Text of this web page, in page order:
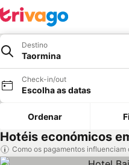
Destino
Taormina
Check-in/out
Escolha as datas
Ordenar
Hotéis económicos
Como os pagamentos influenciam